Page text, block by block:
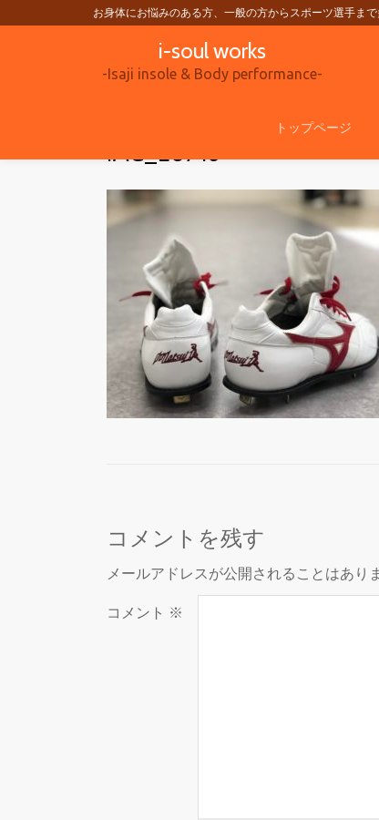
お身体にお悩みのある方、一般の方からスポーツ選手ま
i-soul works
-Isaji insole & Body performance-
トップページ
IMG_E0746
コメントを残す
メールアドレスが公開されることはあり
コメント ※